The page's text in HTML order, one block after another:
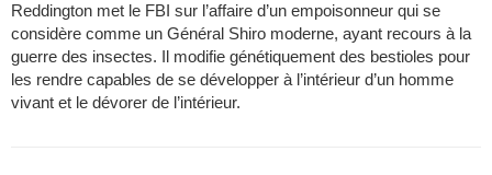
Reddington met le FBI sur l’affaire d’un empoisonneur qui se
considère comme un Général Shiro moderne, ayant recours à la
guerre des insectes. Il modifie génétiquement des bestioles pour
les rendre capables de se développer à l’intérieur d’un homme
vivant et le dévorer de l’intérieur.